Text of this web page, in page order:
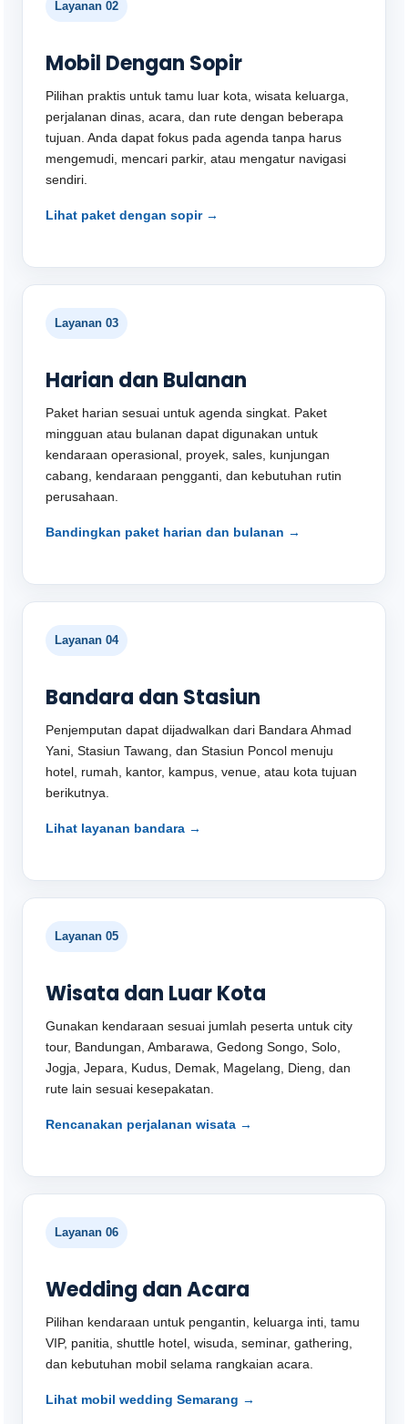
Layanan 02
Mobil Dengan Sopir
Pilihan praktis untuk tamu luar kota, wisata keluarga,
perjalanan dinas, acara, dan rute dengan beberapa
tujuan. Anda dapat fokus pada agenda tanpa harus
mengemudi, mencari parkir, atau mengatur navigasi
sendiri.
Lihat paket dengan sopir →
Layanan 03
Harian dan Bulanan
Paket harian sesuai untuk agenda singkat. Paket
mingguan atau bulanan dapat digunakan untuk
kendaraan operasional, proyek, sales, kunjungan
cabang, kendaraan pengganti, dan kebutuhan rutin
perusahaan.
Bandingkan paket harian dan bulanan →
Layanan 04
Bandara dan Stasiun
Penjemputan dapat dijadwalkan dari Bandara Ahmad
Yani, Stasiun Tawang, dan Stasiun Poncol menuju
hotel, rumah, kantor, kampus, venue, atau kota tujuan
berikutnya.
Lihat layanan bandara →
Layanan 05
Wisata dan Luar Kota
Gunakan kendaraan sesuai jumlah peserta untuk city
tour, Bandungan, Ambarawa, Gedong Songo, Solo,
Jogja, Jepara, Kudus, Demak, Magelang, Dieng, dan
rute lain sesuai kesepakatan.
Rencanakan perjalanan wisata →
Layanan 06
Wedding dan Acara
Pilihan kendaraan untuk pengantin, keluarga inti, tamu
VIP, panitia, shuttle hotel, wisuda, seminar, gathering,
dan kebutuhan mobil selama rangkaian acara.
Lihat mobil wedding Semarang →